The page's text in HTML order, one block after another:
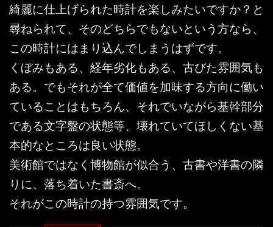
綺麗に仕上げられた時計を楽しみたいですか？と
尋ねられて、そのどちらでもないという方なら、
この時計にはまり込んでしまうはずです。
くぼみもある、経年劣化もある、古びた雰囲気も
ある。でもそれが全て価値を加味する方向に働い
ていることはもちろん、それでいながら基幹部分
である文字盤の状態等、壊れていてほしくない基
本的なところは良い状態。
美術館ではなく博物館が似合う、古書や洋書の隣
りに、落ち着いた書斎へ。
それがこの時計の持つ雰囲気です。